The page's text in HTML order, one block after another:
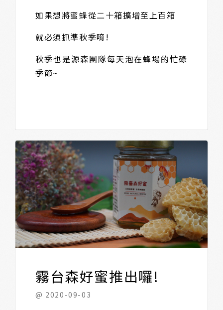
如果想將蜜蜂從二十箱擴增至上百箱
就必須抓準秋季唷!
秋季也是源森團隊每天泡在蜂場的忙碌
季節~
霧台森好蜜推出囉!
@ 2020-09-03